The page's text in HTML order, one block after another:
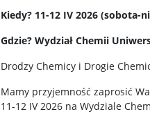
Kiedy? 11-12 IV 2026 (sobota-
Gdzie? Wydział Chemii
Drodzy Chemicy i Drogie
Mamy przyjemność zaprosić
11-12 IV 2026 na Wydziale